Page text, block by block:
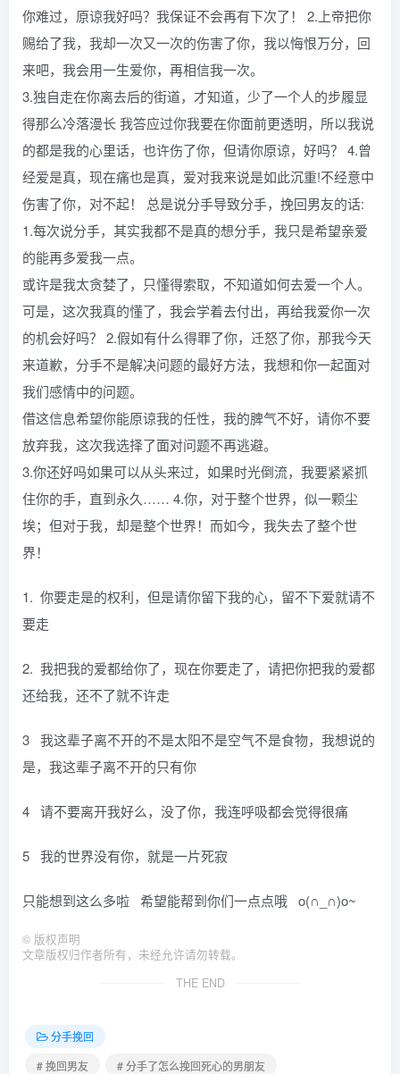
你难过，原谅我好吗？我保证不会再有下次了！ 2.上帝把你
赐给了我，我却一次又一次的伤害了你，我以悔恨万分，回
来吧，我会用一生爱你，再相信我一次。
3.独自走在你离去后的街道，才知道，少了一个人的步履显
得那么冷落漫长 我答应过你我要在你面前更透明，所以我说
的都是我的心里话，也许伤了你，但请你原谅，好吗？ 4.曾
经爱是真，现在痛也是真，爱对我来说是如此沉重!不经意中
伤害了你，对不起！ 总是说分手导致分手，挽回男友的话:
1.每次说分手，其实我都不是真的想分手，我只是希望亲爱
的能再多爱我一点。
或许是我太贪婪了，只懂得索取，不知道如何去爱一个人。
可是，这次我真的懂了，我会学着去付出，再给我爱你一次
的机会好吗？ 2.假如有什么得罪了你，迁怒了你，那我今天
来道歉，分手不是解决问题的最好方法，我想和你一起面对
我们感情中的问题。
借这信息希望你能原谅我的任性，我的脾气不好，请你不要
放弃我，这次我选择了面对问题不再逃避。
3.你还好吗如果可以从头来过，如果时光倒流，我要紧紧抓
住你的手，直到永久…… 4.你，对于整个世界，似一颗尘
埃；但对于我，却是整个世界！而如今，我失去了整个世
界！
1. 你要走是的权利，但是请你留下我的心，留不下爱就请不
要走
2. 我把我的爱都给你了，现在你要走了，请把你把我的爱都
还给我，还不了就不许走
3 我这辈子离不开的不是太阳不是空气不是食物，我想说的
是，我这辈子离不开的只有你
4 请不要离开我好么，没了你，我连呼吸都会觉得很痛
5 我的世界没有你，就是一片死寂
只能想到这么多啦 希望能帮到你们一点点哦 o(∩_∩)o~
© 版权声明
文章版权归作者所有，未经允许请勿转载。
THE END
分手挽回
# 挽回男友
# 分手了怎么挽回死心的男朋友